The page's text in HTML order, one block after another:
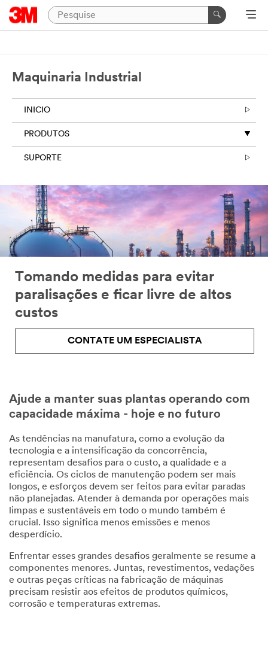
Maquinaria Industrial
INICIO
PRODUTOS
SUPORTE
Close
Mande
uma
mensagem
nossos
Especialistas
Todos os campos são
obrigatórios a não ser que
estejam marcados como
opcionais.
Sobrenome
Nome da empresa
Número de telefone
Cargo
Tomando medidas para evitar
paralisações e ficar livre de altos
custos
CONTATE UM ESPECIALISTA
Ajude a manter suas plantas operando com
capacidade máxima - hoje e no futuro
As tendências na manufatura, como a evolução da
tecnologia e a intensificação da concorrência,
representam desafios para o custo, a qualidade e a
eficiência. Os ciclos de manutenção podem ser mais
longos, e esforços devem ser feitos para evitar paradas
não planejadas. Atender à demanda por operações mais
limpas e sustentáveis em todo o mundo também é
crucial. Isso significa menos emissões e menos
desperdício.
Enfrentar esses grandes desafios geralmente se resume a
componentes menores. Juntas, revestimentos, vedações
e outras peças críticas na fabricação de máquinas
precisam resistir aos efeitos de produtos químicos,
corrosão e temperaturas extremas.